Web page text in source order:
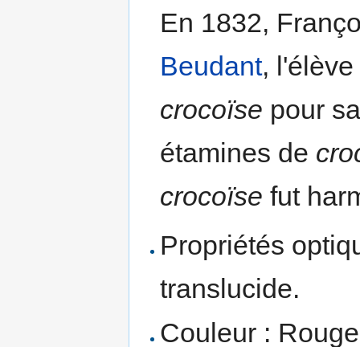
En 1832,
Beudant,
crocoïse pour
étamines de
crocoïse fut
Propriétés
translucide.
Couleur :